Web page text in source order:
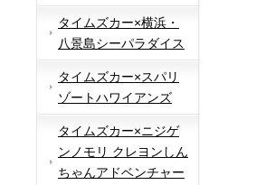
タイムズカー×横浜・
八景島シーパラダイス
タイムズカー×スパリ
ゾートハワイアンズ
タイムズカー×ニジゲ
ンノモリ クレヨンしん
ちゃんアドベンチャー